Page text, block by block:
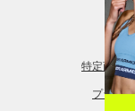
レギンス＆タイツ
特定商取
プライ